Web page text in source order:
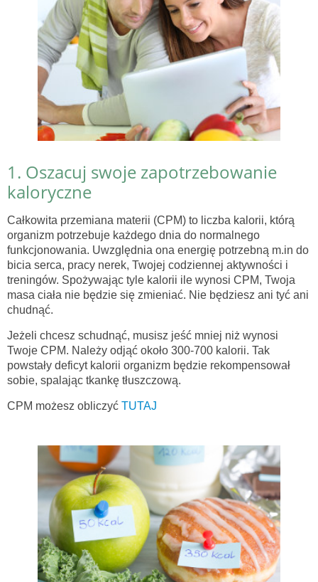
1. Oszacuj swoje zapotrzebowanie
kaloryczne
Całkowita przemiana materii (CPM) to liczba kalorii, którą
organizm potrzebuje każdego dnia do normalnego
funkcjonowania. Uwzględnia ona energię potrzebną m.in do
bicia serca, pracy nerek, Twojej codziennej aktywności i
treningów. Spożywając tyle kalorii ile wynosi CPM, Twoja
masa ciała nie będzie się zmieniać. Nie będziesz ani tyć ani
chudnąć.
Jeżeli chcesz schudnąć, musisz jeść mniej niż wynosi
Twoje CPM. Należy odjąć około 300-700 kalorii. Tak
powstały deficyt kalorii organizm będzie rekompensował
sobie, spalając tkankę tłuszczową.
CPM możesz obliczyć TUTAJ